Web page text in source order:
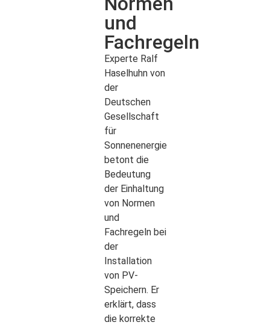
und
Fachregeln
Experte Ralf
Haselhuhn von
der
Deutschen
Gesellschaft
für
Sonnenenergie
betont die
Bedeutung
der Einhaltung
von Normen
und
Fachregeln bei
der
Installation
von PV-
Speichern. Er
erklärt, dass
die korrekte